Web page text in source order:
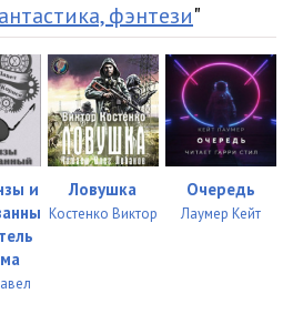
10:17
10:36
08:19
08:48
фэнтези"
и
Ловушка
Костенко Виктор
Очередь
Лаумер Кейт